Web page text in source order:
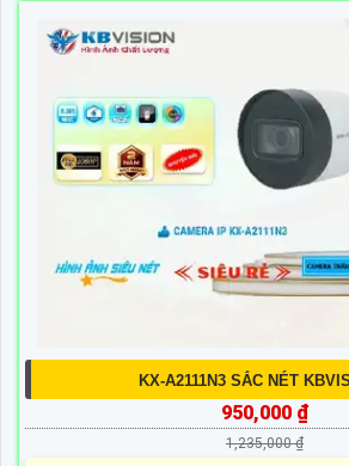
KX-A2111N3 SẮC NÉT
950,000 ₫
1,235,000 ₫